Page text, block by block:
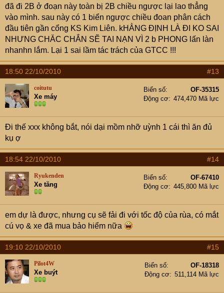
đã đi 2B ở đoạn này toàn bị 2B chiều ngược lại lao thẳng
vào mình. sau này có 1 biển ngược chiều đoan phân cách
đầu tiên gần cổng KS Kim Liên. kHẲNG ĐỊNH LÀ ĐI KO SAI
NHƯNG CHĂC CHẮN SẼ TAI NẠN VÌ 2 b PHONG lấn làn
nhanhn lắm. Lại 1 sai lầm tác trách của GTCC !!!
18:50 22/10/2010 #13
coitutu
Xe máy
Biển số
OF-35315
Động cơ
474,470 Mã lực
Đi thế xxx không bắt, nói dại mồm nhỡ uỳnh 1 cái thì ăn đủ
kụ ợ
18:54 22/10/2010 #14
Ryukenden
Xe tăng
Biển số
OF-67410
Động cơ
445,800 Mã lực
em dự là được, nhưng cụ sẽ fải đi với tốc độ của rùa, có mắt
cú vọ & xe đã mua bảo hiểm nữa
19:10 22/10/2010 #15
Pilot4W
Xe buýt
Biển số
OF-18318
Động cơ
511,114 Mã lực